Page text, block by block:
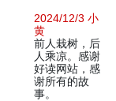
2024/12/3 小
黄
前人栽树，后
人乘凉。感谢
好读网站，感
谢所有的故
事。